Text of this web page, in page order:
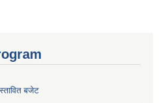
बजेट